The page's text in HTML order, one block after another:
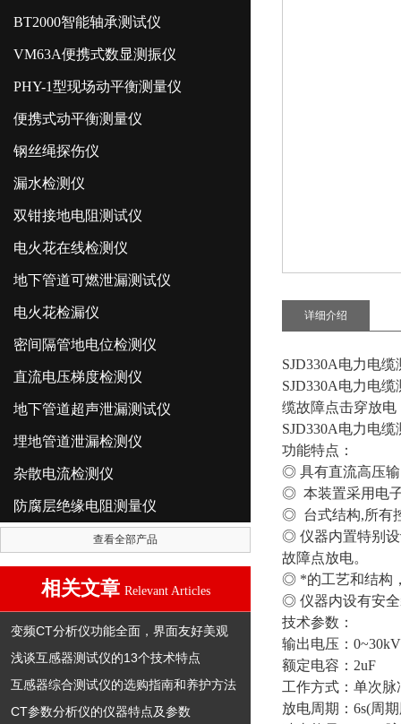
BT2000智能轴承测试仪
VM63A便携式数显测振仪
PHY-1型现场动平衡测量仪
便携式动平衡测量仪
钢丝绳探伤仪
漏水检测仪
双钳接地电阻测试仪
电火花在线检测仪
地下管道可燃泄漏测试仪
电火花检漏仪
密间隔管地电位检测仪
直流电压梯度检测仪
地下管道超声泄漏测试仪
埋地管道泄漏检测仪
杂散电流检测仪
防腐层绝缘电阻测量仪
查看全部产品
相关文章 Relevant Articles
变频CT分析仪功能全面，界面友好美观
浅谈互感器测试仪的13个技术特点
互感器综合测试仪的选购指南和养护方法
CT参数分析仪的仪器特点及参数
详细介绍
SJD330A电力电
SJD330A电力电
缆故障点击穿放
SJD330A电力电
功能特点：
◎ 具有直流高压输
◎ 本装置采用电
◎ 台式结构,所有
◎ 仪器内置特别设
故障点放电。
◎ *的工艺和结构
◎ 仪器内设有安全
技术参数：
输出电压：
额定电容：2uF
工作方式：单次脉
放电周期：6s(周